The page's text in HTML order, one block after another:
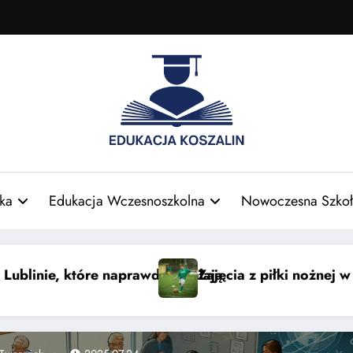
Edukacja Wczesnoszkolna Nowoczesna
dla dzieci — nauka i zabawaSmaki świata: azjatyckie